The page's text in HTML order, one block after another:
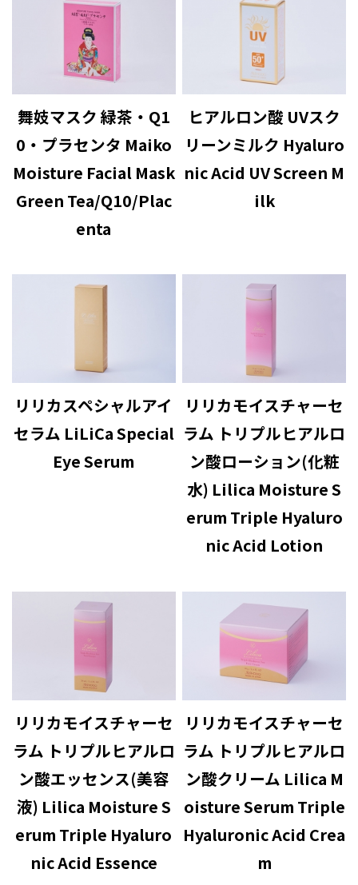
舞妓マスク 緑茶・Q1
0・プラセンタ Maiko
Moisture Facial Mask
Green Tea/Q10/Plac
enta
ヒアルロン酸 UVスク
リーンミルク Hyaluro
nic Acid UV Screen M
ilk
リリカスペシャルアイ
セラム LiLiCa Special
Eye Serum
リリカモイスチャーセ
ラム トリプルヒアルロ
ン酸ローション(化粧
水) Lilica Moisture S
erum Triple Hyaluro
nic Acid Lotion
リリカモイスチャーセ
ラム トリプルヒアルロ
ン酸エッセンス(美容
液) Lilica Moisture S
erum Triple Hyaluro
nic Acid Essence
リリカモイスチャーセ
ラム トリプルヒアルロ
ン酸クリーム Lilica M
oisture Serum Triple
Hyaluronic Acid Crea
m